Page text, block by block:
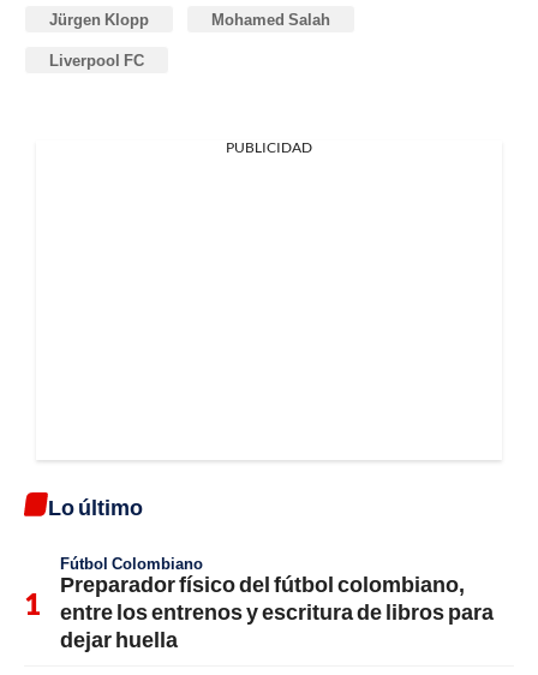
Jürgen Klopp Mohamed Salah
Liverpool FC
PUBLICIDAD
Lo último
Fútbol Colombiano
Preparador físico del fútbol colombiano,
entre los entrenos y escritura de libros para
dejar huella